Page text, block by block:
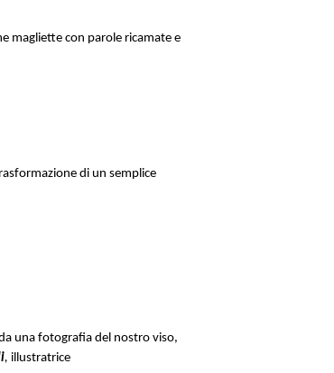
magliette con parole ricamate e
di un semplice
una fotografia del nostro viso,
, illustratrice